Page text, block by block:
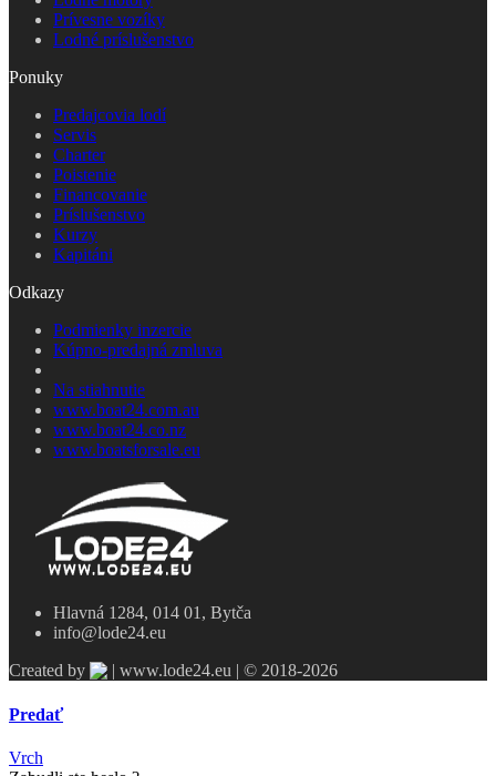
Prívesne vozíky
Lodné príslušenstvo
Ponuky
Predajcovia lodí
Servis
Charter
Poistenie
Financovanie
Príslušenstvo
Kurzy
Kapitáni
Odkazy
Podmienky inzercie
Kúpno-predajná zmluva
Na stiahnutie
www.boat24.com.au
www.boat24.co.nz
www.boatsforsale.eu
Hlavná 1284, 014 01, Bytča
info@lode24.eu
Created by
| www.lode24.eu | © 2018-2026
Predať
Vrch